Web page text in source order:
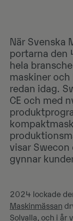
När Svenska
portarna den
hela
maskiner
redan idag.
CE och med
visar Swecon
gynnar
2024 lockade
Maskinmässan
Solvalla, och i år